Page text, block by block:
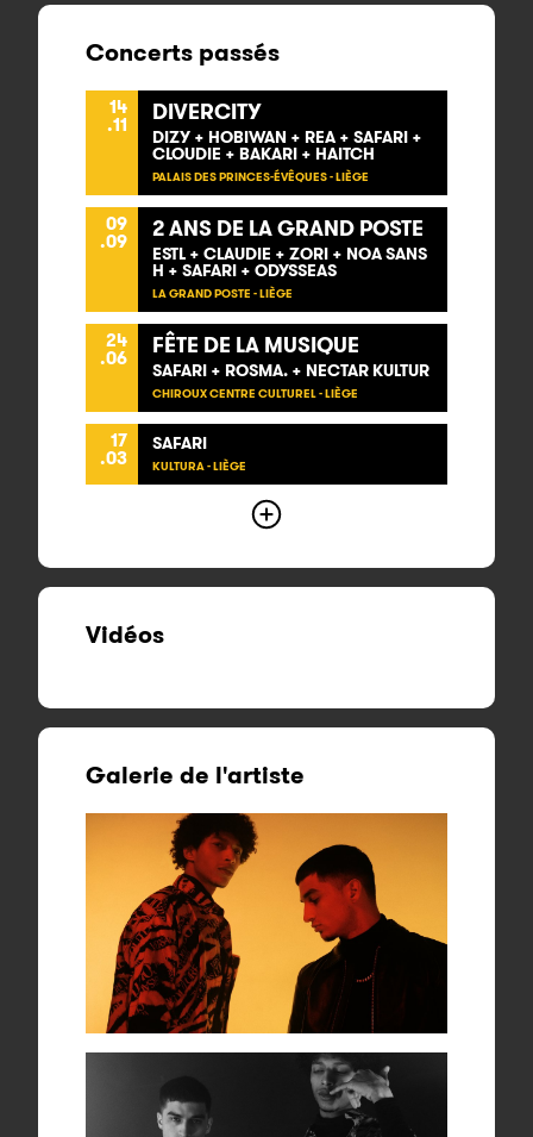
Concerts passés
14
.11 DIVERCITY
DIZY + HOBIWAN + REA + SAFARI +
CLOUDIE + BAKARI + HAITCH
PALAIS DES PRINCES-ÉVÊQUES - LIÈGE
09
.09 2 ANS DE LA GRAND POSTE
ESTL + CLAUDIE + ZORI + NOA SANS
H + SAFARI + ODYSSEAS
LA GRAND POSTE - LIÈGE
24
.06 FÊTE DE LA MUSIQUE
SAFARI + ROSMA. + NECTAR KULTUR
CHIROUX CENTRE CULTUREL - LIÈGE
17
.03
SAFARI
KULTURA - LIÈGE
Vidéos
Galerie de l'artiste